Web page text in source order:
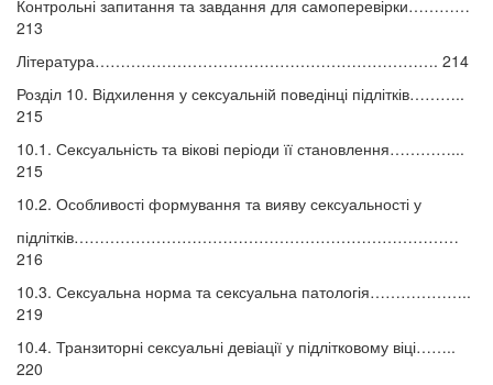
Контрольні запитання та завдання для самоперевірки…………
213
Література…………………………………………………………. 214
Розділ 10. Відхилення у сексуальній поведінці підлітків………..
215
10.1. Сексуальність та вікові періоди її становлення…………...
215
10.2. Особливості формування та вияву сексуальності у
підлітків…………………………………………………………………
216
10.3. Сексуальна норма та сексуальна патологія………………..
219
10.4. Транзиторні сексуальні девіації у підлітковому віці……..
220